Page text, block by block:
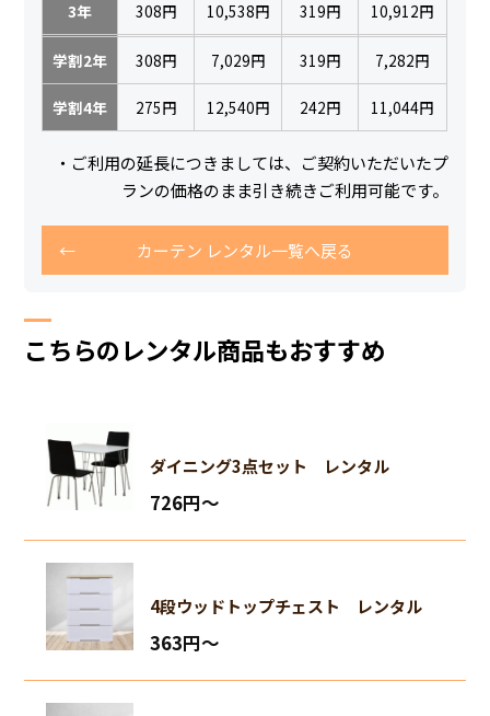
3年 308円 10,538円 319円 10,912円
学割2年 308円 7,029円 319円 7,282円
学割4年 275円 12,540円 242円 11,044円
・ご利用の延長につきましては、ご契約いただいたプ
ランの価格のまま引き続きご利用可能です。
カーテン レンタル一覧へ戻る
こちらのレンタル商品もおすすめ
ダイニング3点セット レンタル
726円〜
4段ウッドトップチェスト レンタル
363円〜